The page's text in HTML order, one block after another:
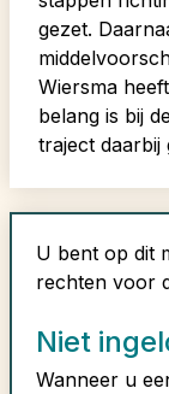
gezet.
Wiersma
belang is bij
traject daarbij
U bent op dit
rechten voor
Niet
Wanneer u